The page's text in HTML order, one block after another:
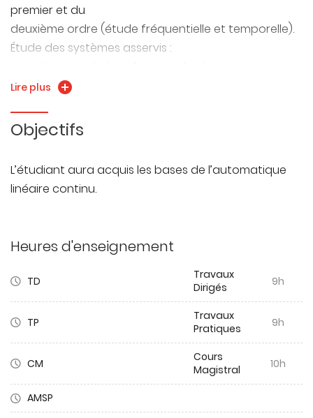
premier et du
deuxième ordre (étude fréquentielle et temporelle).
Étude des systèmes asservis :
comparateur précision des systèmes asservis :
d’un système, erreur statique, erreur de traînage
stabilité des systèmes asservis
Lire plus
Objectifs
L’étudiant aura acquis les bases de l’automatique
linéaire continu.
Heures d'enseignement
TD
Travaux
Dirigés
9h
TP
Travaux
Pratiques
9h
CM
Cours
Magistral
10h
AMSP